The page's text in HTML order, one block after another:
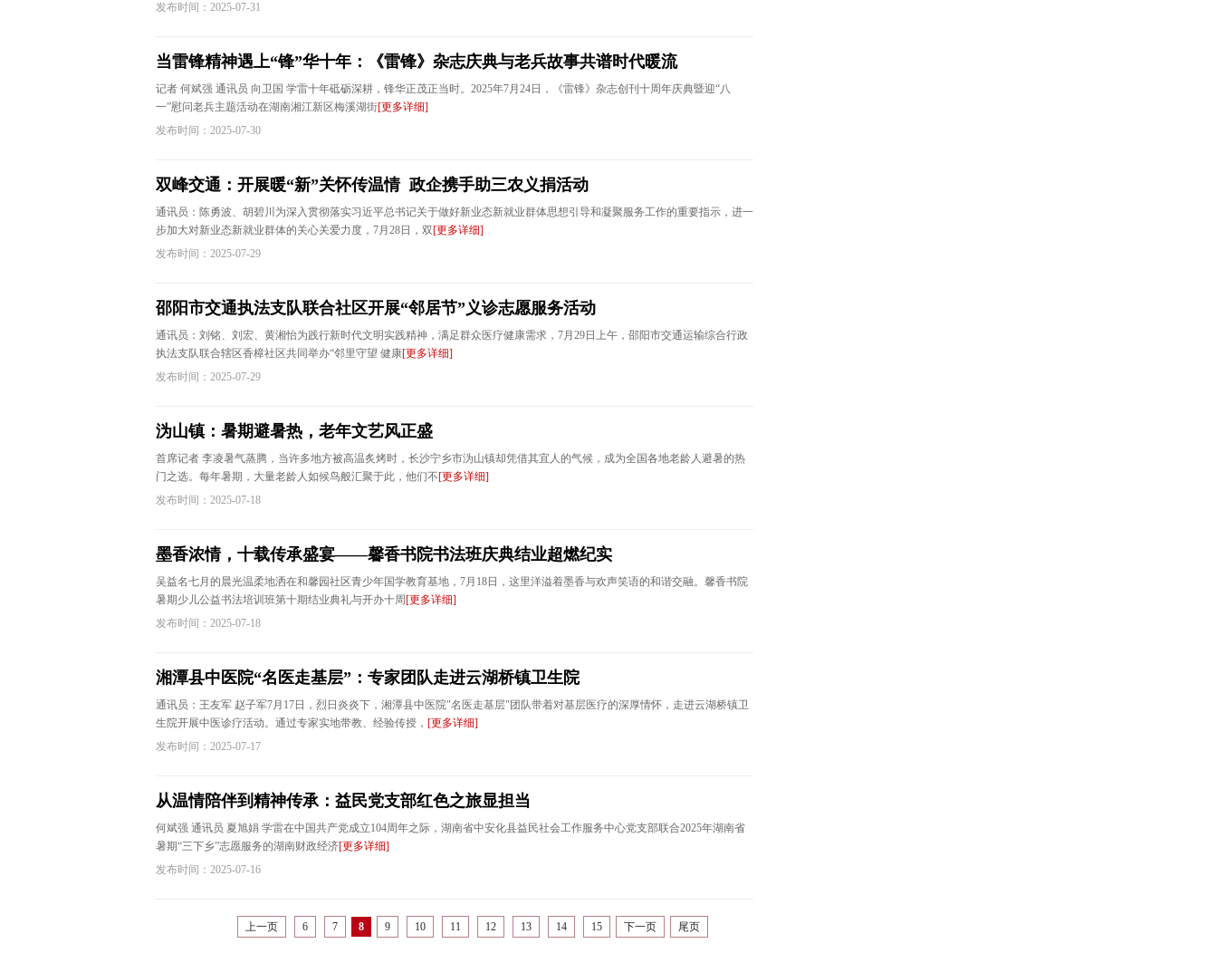
发布时间：2025-07-31
当雷锋精神遇上“锋”华十年：《雷锋》杂志庆典与老兵故事共谱时代暖流
记者 何斌强 通讯员 向卫国 学雷十年砥砺深耕，锋华正茂正当时。2025年7月24日，《雷锋》杂志创刊十周年庆典暨迎“八
一”慰问老兵主题活动在湖南湘江新区梅溪湖街[更多详细]
发布时间：2025-07-30
双峰交通：开展暖“新”关怀传温情 政企携手助三农义捐活动​
通讯员：陈勇波、胡碧川为深入贯彻落实习近平总书记关于做好新业态新就业群体思想引导和凝聚服务工作的重要指示，进一
步加大对新业态新就业群体的关心关爱力度，7月28日，双[更多详细]
发布时间：2025-07-29
邵阳市交通执法支队联合社区开展“邻居节”义诊志愿服务活动
通讯员：刘铭、刘宏、黄湘怡为践行新时代文明实践精神，满足群众医疗健康需求，7月29日上午，邵阳市交通运输综合行政
执法支队联合辖区香樟社区共同举办“邻里守望 健康[更多详细]
发布时间：2025-07-29
沩山镇：暑期避暑热，老年文艺风正盛
首席记者 李凌暑气蒸腾，当许多地方被高温炙烤时，长沙宁乡市沩山镇却凭借其宜人的气候，成为全国各地老龄人避暑的热
门之选。每年暑期，大量老龄人如候鸟般汇聚于此，他们不[更多详细]
发布时间：2025-07-18
墨香浓情，十载传承盛宴——馨香书院书法班庆典结业超燃纪实
吴益名七月的晨光温柔地洒在和馨园社区青少年国学教育基地，7月18日，这里洋溢着墨香与欢声笑语的和谐交融。馨香书院
暑期少儿公益书法培训班第十期结业典礼与开办十周 [更多详细]
发布时间：2025-07-18
湘潭县中医院“名医走基层”：专家团队走进云湖桥镇卫生院
通讯员：王友军 赵子军7月17日，烈日炎炎下，湘潭县中医院"名医走基层"团队带着对基层医疗的深厚情怀，走进云湖桥镇卫
生院开展中医诊疗活动。通过专家实地带教、经验传授， [更多详细]
发布时间：2025-07-17
从温情陪伴到精神传承：益民党支部红色之旅显担当
何斌强 通讯员 夏旭娟 学雷在中国共产党成立104周年之际，湖南省中安化县益民社会工作服务中心党支部联合2025年湖南省
暑期“三下乡”志愿服务的湖南财政经济[更多详细]
发布时间：2025-07-16
上一页 6 7 8 9 10 11 12 13 14 15 下一页 尾页